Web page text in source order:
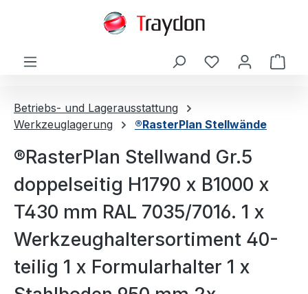
Betriebs- und Lagerausstattung
Werkzeuglagerung
®RasterPlan Stellwände
®RasterPlan Stellwand Gr.5
doppelseitig H1790 x B1000 x
T430 mm RAL 7035/7016. 1 x
Werkzeughaltersortiment 40-
teilig 1 x Formularhalter 1 x